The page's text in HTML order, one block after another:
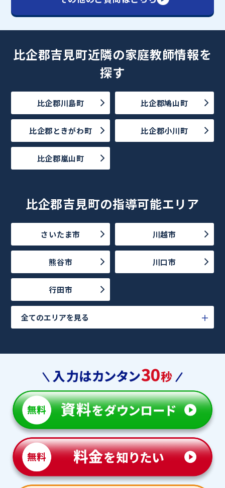
比企郡吉見町近隣の家庭教師情報を
探す
比企郡川島町 比企郡鳩山町
比企郡ときがわ町 比企郡小川町
比企郡嵐山町
比企郡吉見町の指導可能エリア
さいたま市 川越市
熊谷市 川口市
行田市
全てのエリアを見る